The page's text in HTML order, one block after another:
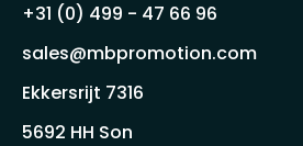
+31 (0) 499 - 47 66 96
sales@mbpromotion.com
Ekkersrijt 7316
5692 HH Son